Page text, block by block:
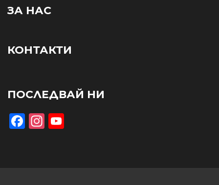
ЗА НАС
КОНТАКТИ
ПОСЛЕДВАЙ НИ
Facebook
Instagram